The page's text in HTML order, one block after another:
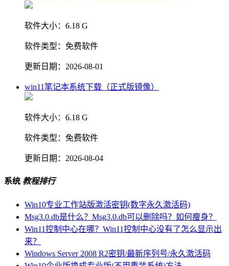
软件大小： 6.18 G
软件类型： 免费软件
更新日期： 2026-08-01
win11笔记本系统下载（正式版镜像）
软件大小： 6.18 G
软件类型： 免费软件
更新日期： 2026-08-04
系统 教程排行
Win10专业工作站版激活密钥(数字永久激活码)
Msg3.0.db是什么？Msg3.0.db可以删除吗？如何瘦身？
Win11控制中心在哪？Win11控制中心没有了怎么显示出
来？
Windows Server 2008 R2密钥/最新序列号/永久激活码